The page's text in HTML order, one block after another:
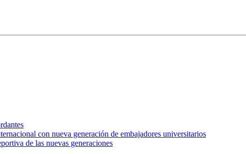
con nueva generación de embajadores universitarios
de las nuevas generaciones